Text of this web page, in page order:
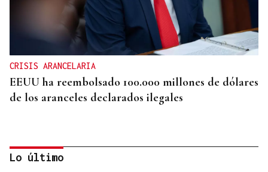
CRISIS ARANCELARIA
EEUU ha reembolsado 100.000 millones de dólares
de los aranceles declarados ilegales
Lo último